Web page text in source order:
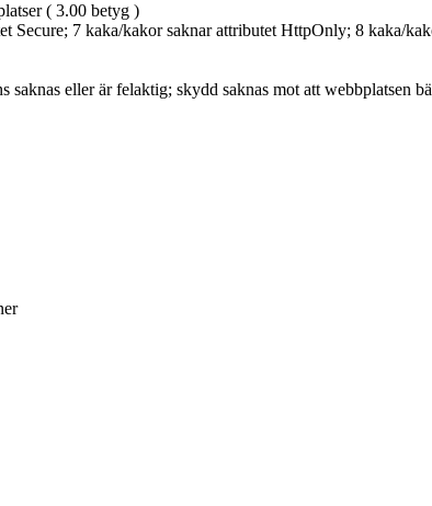
( 3.00 betyg )
Secure; 7 kaka/kakor saknar attributet HttpOnly; 8 kaka/
eller är felaktig; skydd saknas mot att webbplatsen